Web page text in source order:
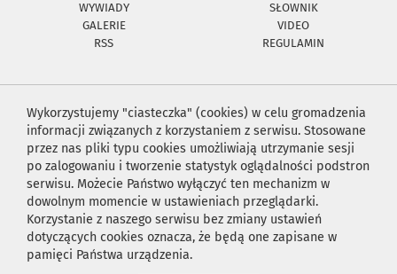
WYWIADY
SŁOWNIK
GALERIE
VIDEO
RSS
REGULAMIN
Wykorzystujemy "ciasteczka" (cookies) w celu gromadzenia
informacji związanych z korzystaniem z serwisu. Stosowane
przez nas pliki typu cookies umożliwiają utrzymanie sesji
po zalogowaniu i tworzenie statystyk oglądalności podstron
serwisu. Możecie Państwo wyłączyć ten mechanizm w
dowolnym momencie w ustawieniach przeglądarki.
Korzystanie z naszego serwisu bez zmiany ustawień
dotyczących cookies oznacza, że będą one zapisane w
pamięci Państwa urządzenia.